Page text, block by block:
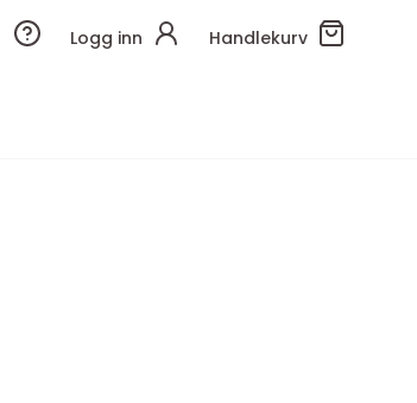
Logg inn Handlekurv